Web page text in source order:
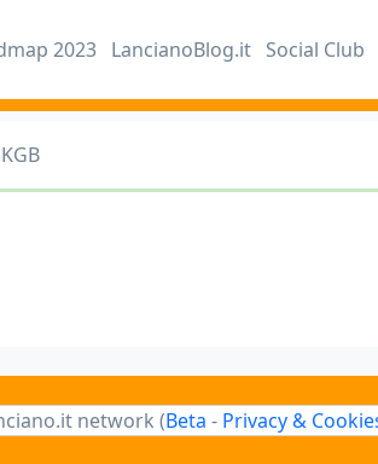
2023 LancianoBlog.it Social Club
network (Beta - Privacy &